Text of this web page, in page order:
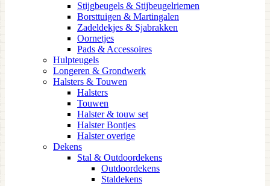
Stijgbeugels & Stijbeugelriemen
Borsttuigen & Martingalen
Zadeldekjes & Sjabrakken
Oornetjes
Pads & Accessoires
Hulpteugels
Longeren & Grondwerk
Halsters & Touwen
Halsters
Touwen
Halster & touw set
Halster Bontjes
Halster overige
Dekens
Stal & Outdoordekens
Outdoordekens
Staldekens